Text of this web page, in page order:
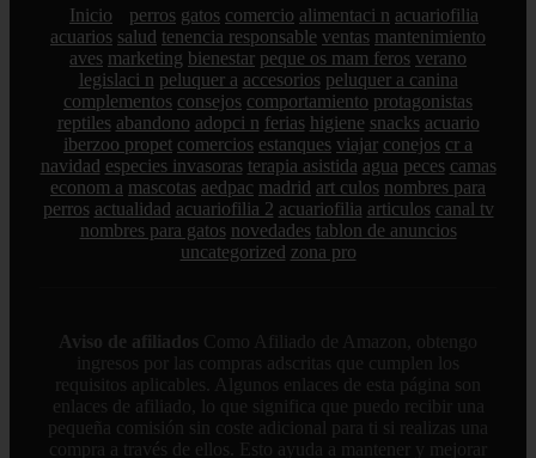
Inicio perros gatos comercio alimentaci n acuariofilia
acuarios salud tenencia responsable ventas mantenimiento
aves marketing bienestar peque os mam feros verano
legislaci n peluquer a accesorios peluquer a canina
complementos consejos comportamiento protagonistas
reptiles abandono adopci n ferias higiene snacks acuario
iberzoo propet comercios estanques viajar conejos cr a
navidad especies invasoras terapia asistida agua peces camas
econom a mascotas aedpac madrid art culos nombres para
perros actualidad acuariofilia 2 acuariofilia articulos canal tv
nombres para gatos novedades tablon de anuncios
uncategorized zona pro
Aviso de afiliados Como Afiliado de Amazon, obtengo
ingresos por las compras adscritas que cumplen los
requisitos aplicables. Algunos enlaces de esta página son
enlaces de afiliado, lo que significa que puedo recibir una
pequeña comisión sin coste adicional para ti si realizas una
compra a través de ellos. Esto ayuda a mantener y mejorar